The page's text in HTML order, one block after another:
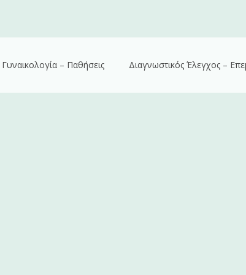
Γυναικολογία – Παθήσεις Διαγνωστικός Έλεγχος –